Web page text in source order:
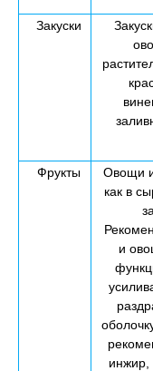
Закуски
Фрукты
Овощи
как в
и
инжир,